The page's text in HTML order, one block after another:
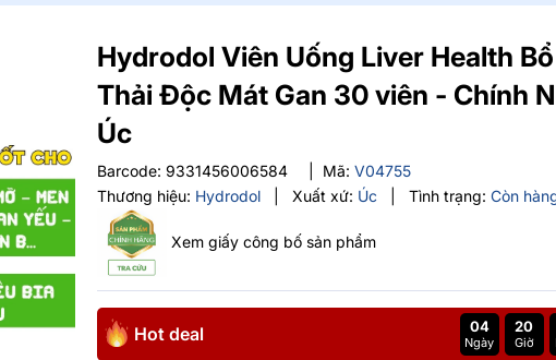
Hydrodol Viên Uống Liver Health
Thải Độc Mát Gan 30 viên - Chính
Úc
Barcode:9331456006584 Mã:V04755
Thương hiệu: Hydrodol Xuất xứ: Úc Tình trạng: Còn
Xem giấy công bố sản phẩm
Hot deal 04
Ngày
20
Giờ